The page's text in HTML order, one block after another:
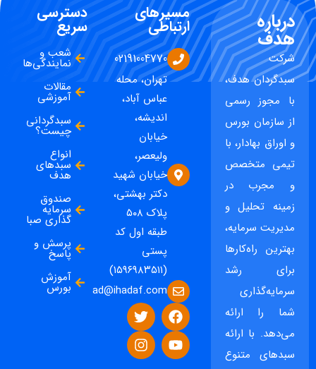
درباره
هدف
شرکت
سبدگردان هدف،
با مجوز رسمی
از سازمان بورس
و اوراق بهادار، با
تیمی متخصص
و مجرب در
زمینه تحلیل و
مدیریت سرمایه،
بهترین راه‌کارها
برای رشد
سرمایه‌گذاری
شما را ارائه
می‌دهد. با ارائه
سبدهای متنوع
مسیرهای
ارتباطی
02191004770
تهران، محله
عباس آباد،
اندیشه،
خیابان
ولیعصر،
خیابان شهید
دکتر بهشتی،
پلاک ۵۰۸
طبقه اول کد
پستی
(۱۵۹۶۹۸۳۵۱۱)
ad@ihadaf.com
دسترسی
سریع
شعب و
نمایندگی‌ها
مقالات
آموزشی
سبدگردانی
چیست؟
انواع
سبدهای
هدف
صندوق
سرمایه
گذاری صبا
پرسش و
پاسخ
آموزش
بورس